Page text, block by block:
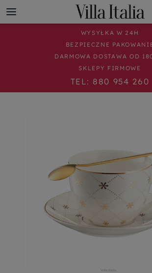
WYSYŁKA W 24H
BEZPIECZNE
DARMOWA DOSTAWA OD
SKLEPY FIRMOWE
TEL: 880 954 260